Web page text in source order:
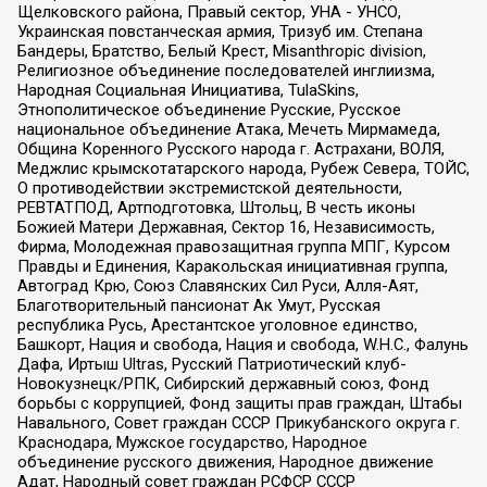
Щелковского района, Правый сектор, УНА - УНСО,
Украинская повстанческая армия, Тризуб им. Степана
Бандеры, Братство, Белый Крест, Misanthropic division,
Религиозное объединение последователей инглиизма,
Народная Социальная Инициатива, TulaSkins,
Этнополитическое объединение Русские, Русское
национальное объединение Атака, Мечеть Мирмамеда,
Община Коренного Русского народа г. Астрахани, ВОЛЯ,
Меджлис крымскотатарского народа, Рубеж Севера, ТОЙС,
О противодействии экстремистской деятельности,
РЕВТАТПОД, Артподготовка, Штольц, В честь иконы
Божией Матери Державная, Сектор 16, Независимость,
Фирма, Молодежная правозащитная группа МПГ, Курсом
Правды и Единения, Каракольская инициативная группа,
Автоград Крю, Союз Славянских Сил Руси, Алля-Аят,
Благотворительный пансионат Ак Умут, Русская
республика Русь, Арестантское уголовное единство,
Башкорт, Нация и свобода, Нация и свобода, W.H.С., Фалунь
Дафа, Иртыш Ultras, Русский Патриотический клуб-
Новокузнецк/РПК, Сибирский державный союз, Фонд
борьбы с коррупцией, Фонд защиты прав граждан, Штабы
Навального, Совет граждан СССР Прикубанского округа г.
Краснодара, Мужское государство, Народное
объединение русского движения, Народное движение
Адат, Народный совет граждан РСФСР СССР